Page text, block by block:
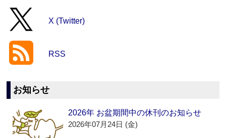
X (Twitter)
RSS
お知らせ
2026年 お盆期間中の休刊のお知らせ
2026年07月24日 (金)